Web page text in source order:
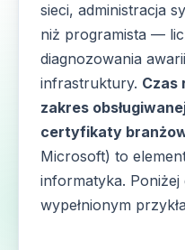
sieci, administracja
niż programista —
diagnozowania
infrastruktury. Czas
zakres
certyfikaty
Microsoft) to
informatyka.
wypełnionym